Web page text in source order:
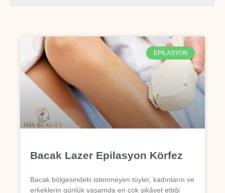
EPILASYON
Bacak Lazer Epilasyon Körfez
Bacak bölgesindeki istenmeyen tüyler, kadınların ve
erkeklerin günlük yaşamda en çok şikâyet ettiği